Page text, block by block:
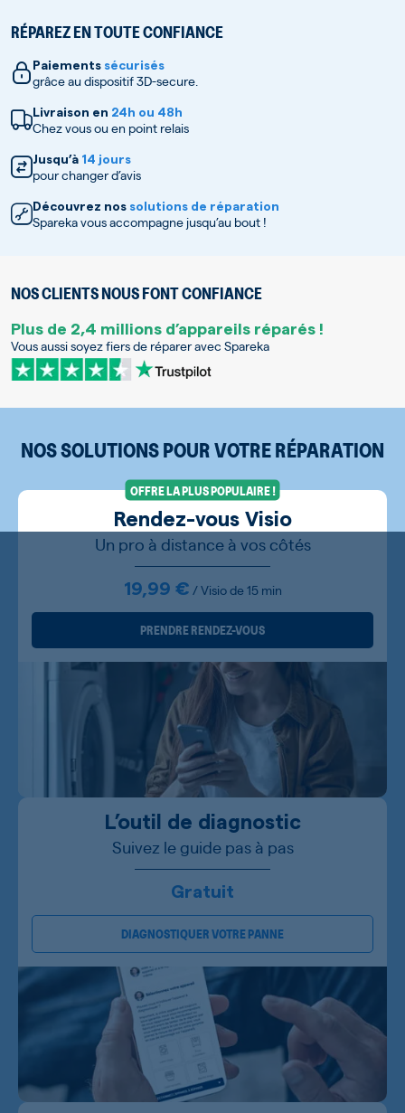
RÉPAREZ EN TOUTE CONFIANCE
Paiements sécurisés
grâce au dispositif 3D-secure.
Livraison en 24h ou 48h
Chez vous ou en point relais
Jusqu’à 14 jours
pour changer d’avis
Découvrez nos solutions de réparation
Spareka vous accompagne jusqu’au bout !
NOS CLIENTS NOUS FONT CONFIANCE
Plus de 2,4 millions d’appareils réparés !
Vous aussi soyez fiers de réparer avec Spareka
NOS SOLUTIONS POUR VOTRE RÉPARATION
OFFRE LA PLUS POPULAIRE !
Rendez-vous Visio
Un pro à distance à vos côtés
19,99 € / Visio de 15 min
PRENDRE RENDEZ-VOUS
L’outil de diagnostic
Suivez le guide pas à pas
Gratuit
DIAGNOSTIQUER VOTRE PANNE